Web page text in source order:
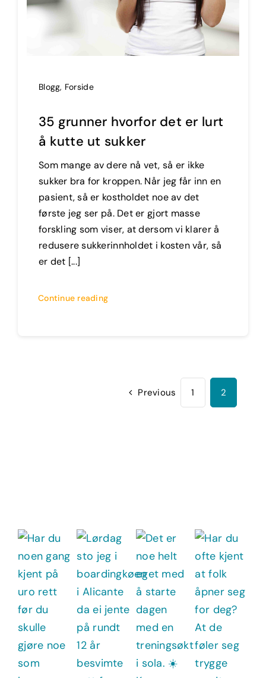
Blogg, Forside
35 grunner hvorfor det er lurt
å kutte ut sukker
Som mange av dere nå vet, så er ikke
sukker bra for kroppen. Når jeg får inn en
pasient, så er kostholdet noe av det
første jeg ser på. Det er gjort masse
forskling som viser, at dersom vi klarer å
redusere sukkerinnholdet i kosten vår, så
er det [...]
Continue reading
Previous 1 2